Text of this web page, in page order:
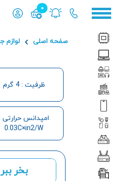
0
محصول افزوده شده به سبد
صفحه اصلی لوازم
ظرفیت : 4 گرم
امپدانس حرارتی
0.03C×in2/W
بخر